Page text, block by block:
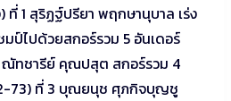
1 สุริฏฐ์ปรียา พฤกษานุบาล เร่ง
ป์ไปด้วยสกอร์รวม 5 อันเดอร์
ณัทชารีย์ คุณปสุต สกอร์รวม 4
73) ที่ 3 บุณยนุช ศุภกิจบุญชู